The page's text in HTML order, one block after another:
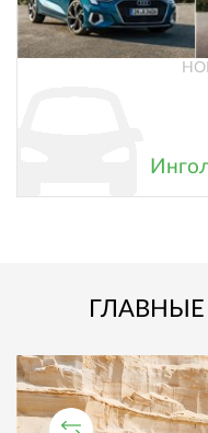
ГЛАВНЫЕ